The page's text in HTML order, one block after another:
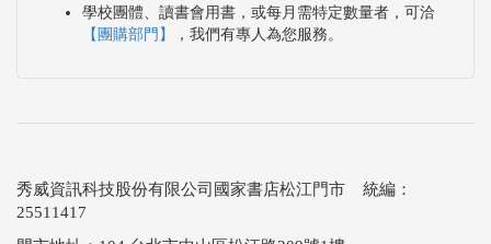
學校團體、讀書會用書，或每月需特定數量者，可洽
【團購部門】
，我們有專人為您服務。
秀威資訊科技股份有限公司國家書店松江門市 統編：
25511417